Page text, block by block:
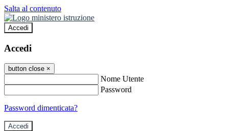
Salta al contenuto
Accedi
Accedi
button close ×
Nome Utente
Password
Password dimenticata?